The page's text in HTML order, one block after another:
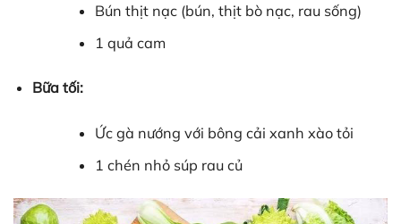
Bún thịt nạc (bún, thịt bò nạc, rau sống)
1 quả cam
Bữa tối:
Ức gà nướng với bông cải xanh xào tỏi
1 chén nhỏ súp rau củ